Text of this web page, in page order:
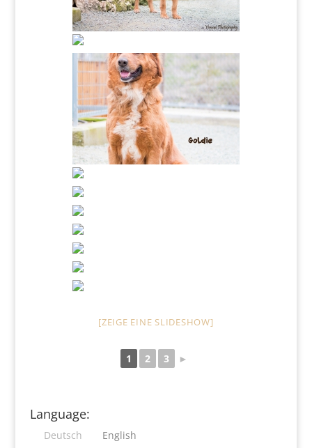
[ZEIGE EINE SLIDESHOW]
1 2 3 ►
Language:
Deutsch English